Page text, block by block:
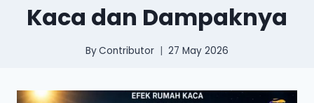
Kaca dan Dampaknya
ByContributor 27 May 2026